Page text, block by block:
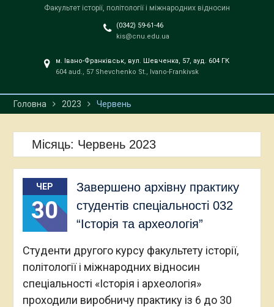
Факультет історії, політології і міжнародних відносин
(0342) 59-61-46
kis@cnu.edu.ua
м. Івано-Франківськ, вул. Шевченка, 57, ауд. 604 ГК
604 aud., 57 Shevchenko St., Ivano-Frankivsk
Головна 2023 Червень
Місяць: Червень 2023
ЧЕР
30
Завершено архівну практику
студентів спеціальності 032
“Історія та археологія”
Студенти другого курсу факультету історії,
політології і міжнародних відносин
спеціальності «Історія і археологія»
проходили виробничу практику із 6 до 30